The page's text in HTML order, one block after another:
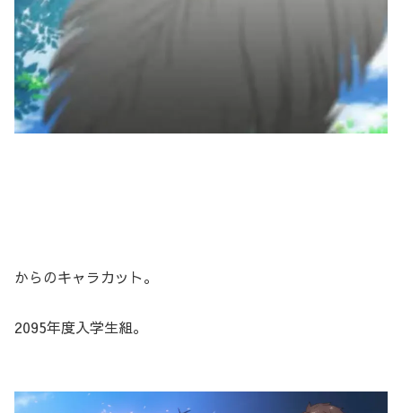
からのキャラカット。
2095年度入学生組。